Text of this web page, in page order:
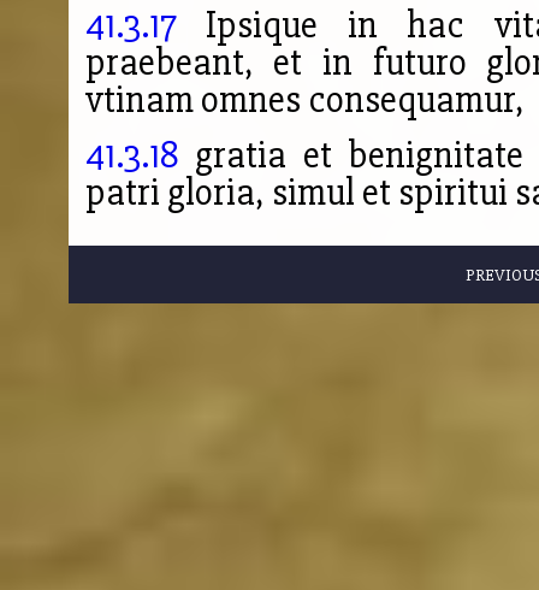
41.3.17Ipsique in hac vita
praebeant, et in futuro
vtinam omnes consequamur,
41.3.18 gratia et
patri gloria, simul et spiritui